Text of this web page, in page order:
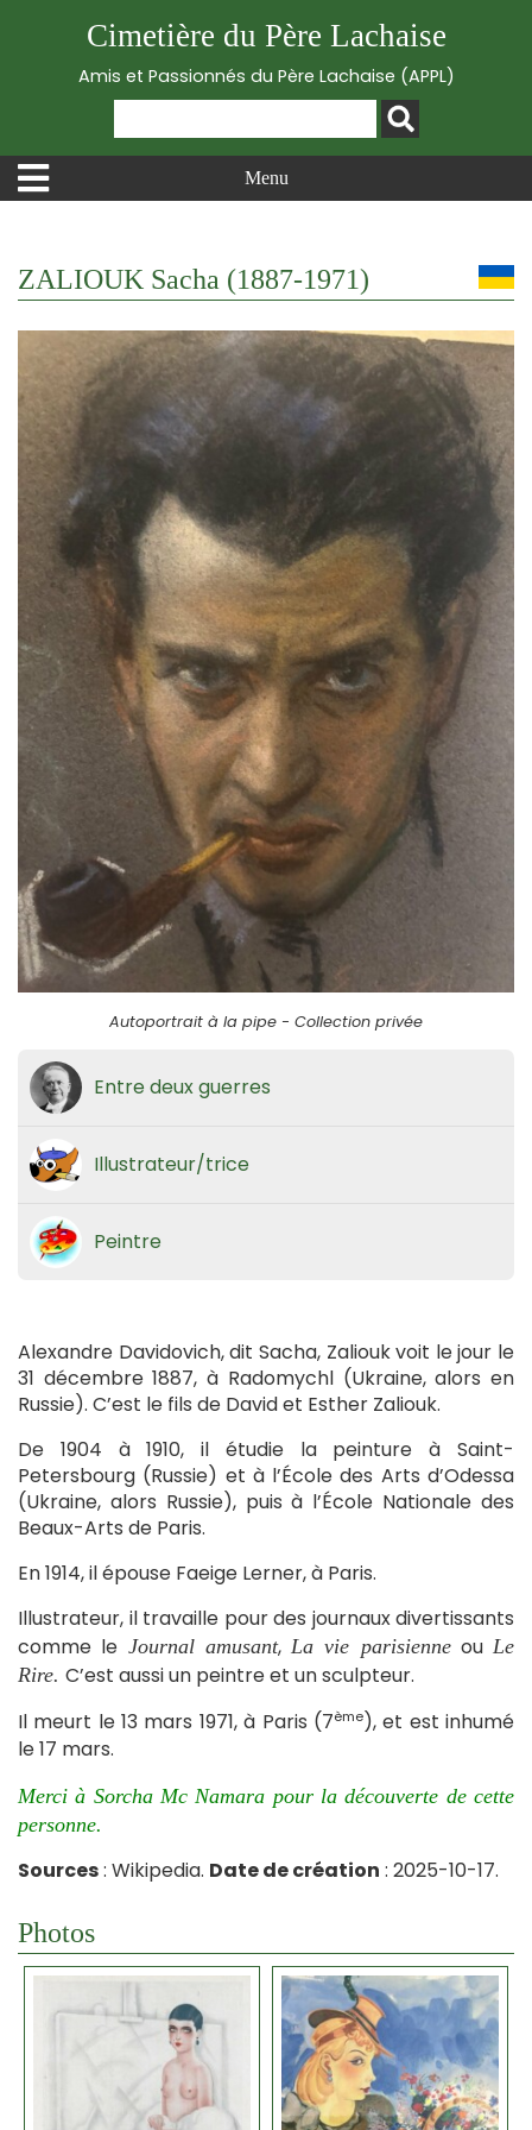
Cimetière du Père Lachaise
Amis et Passionnés du Père Lachaise (APPL)
Menu
ZALIOUK Sacha (1887-1971)
Autoportrait à la pipe - Collection privée
Entre deux guerres
Illustrateur/trice
Peintre
Alexandre Davidovich, dit Sacha, Zaliouk voit le jour le
31 décembre 1887, à Radomychl (Ukraine, alors en
Russie). C’est le fils de David et Esther Zaliouk.
De 1904 à 1910, il étudie la peinture à Saint-
Petersbourg (Russie) et à l’École des Arts d’Odessa
(Ukraine, alors Russie), puis à l’École Nationale des
Beaux-Arts de Paris.
En 1914, il épouse Faeige Lerner, à Paris.
Illustrateur, il travaille pour des journaux divertissants
comme le Journal amusant, La vie parisienneou Le
Rire. C’est aussi un peintre et un sculpteur.
Il meurt le 13 mars 1971, à Paris (7ème), et est inhumé
le 17 mars.
Merci à Sorcha Mc Namara pour la découverte de cette
personne.
Sources: Wikipedia. Date de création : 2025-10-17.
Photos